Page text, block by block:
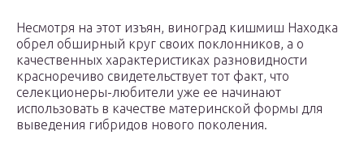
Несмотря на этот изъян, виноград кишмиш Находка
обрел обширный круг своих поклонников, а о
качественных характеристиках разновидности
красноречиво свидетельствует тот факт, что
селекционеры-любители уже ее начинают
использовать в качестве материнской формы для
выведения гибридов нового поколения.